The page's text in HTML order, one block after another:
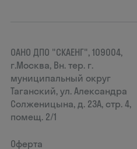
ОАНО ДПО "СКАЕНГ", 109004,
г.Москва, Вн. тер. г.
муниципальный округ
Таганский, ул. Александра
Солженицына, д. 23А, стр. 4,
помещ. 2/1
Оферта